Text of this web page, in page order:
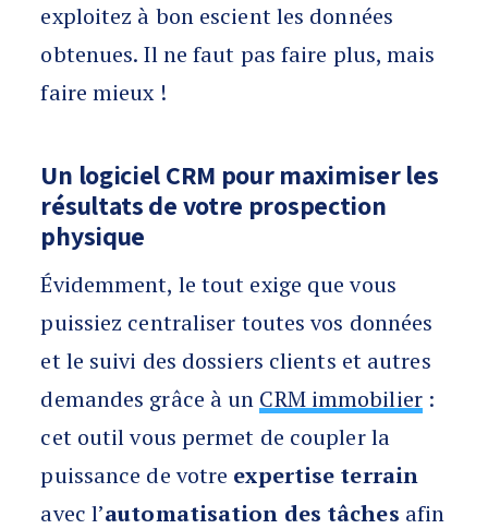
exploitez à bon escient les données
obtenues. Il ne faut pas faire plus, mais
faire mieux !
Un logiciel CRM pour maximiser les
résultats de votre prospection
physique
Évidemment, le tout exige que vous
puissiez centraliser toutes vos données
et le suivi des dossiers clients et autres
demandes grâce à un CRM immobilier:
cet outil vous permet de coupler la
puissance de votre expertise terrain
avec l’automatisation des tâches afin